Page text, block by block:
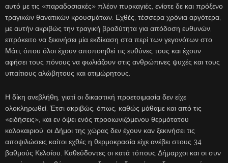
αυτό με τις «παραδοσιακές» πλέον πυρκαγιές, ενίοτε δε και πρόξενο
τραγικών θανατικών κρουσμάτων. Εχθές, τέσσερα χρόνια αργότερα,
με αυτήν ακριβώς την τραγική βραδύτητα για απόδοση ευθυνών,
επρόκειτο να ξεκινήσει μία εκδίκαση στα περί των γεγονότων στο
Μάτι, όπου όλοι έχουν αποποιηθεί τις ευθύνες τους και έχουν
αφήσει τους πόνους να φωλιάζουν στις ανθρώπινες ψυχές και τους
υπαίτιους αλώβητους και ατιμώρητους.
Η δίκη ανεβλήθη, γιατί οι δικαστική προετοιμασία δεν είχε
ολοκληρωθεί. Έτσι ακριβώς, όπως, καθώς μάθαμε και από τις
«ειδήσεις», και εν όψει ενός προοιωνιζόμενου θερμότατου
καλοκαιριού, οι Δήμοι της χώρας δεν έχουν καν ξεκινήσει τις
αποψιλώσεις καίτοι εχθές η θερμοκρασία είχε ανέβει στους 34
βαθμούς Κελσίου. Καθεύδοντες οι κατά τόπους Δήμαρχοι και οι συν